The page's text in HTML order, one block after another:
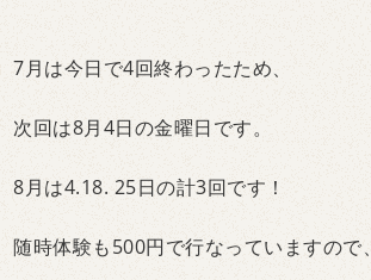
7月は今日で4回終わったため、
次回は8月4日の金曜日です。
8月は4.18. 25日の計3回です！
随時体験も500円で行なっていますので、